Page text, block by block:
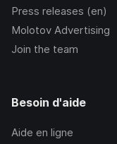
Press releases (en)
Molotov Advertising
Join the team
Besoin d'aide
Aide en ligne